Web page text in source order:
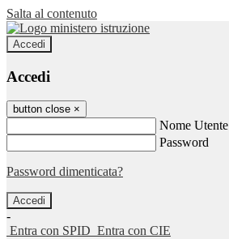
Salta al contenuto
Accedi
Accedi
button close ×
Nome Utente
Password
Password dimenticata?
-
Entra con SPID Entra con CIE